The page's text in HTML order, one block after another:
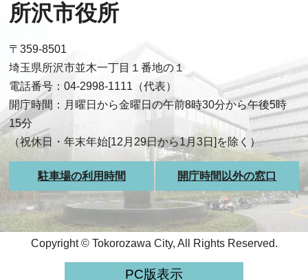
所沢市役所
〒359-8501
埼玉県所沢市並木一丁目１番地の１
電話番号：04-2998-1111（代表）
開庁時間：月曜日から金曜日の午前8時30分から午後5時
15分
（祝休日・年末年始[12月29日から1月3日]を除く）
駐車場の利用時間 開庁時間以外の窓口
Copyright © Tokorozawa City, All Rights Reserved.
PC版表示